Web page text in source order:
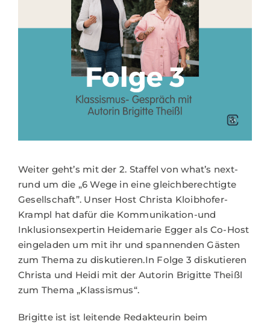
Weiter geht’s mit der 2. Staffel von what’s next-
rund um die „6 Wege in eine gleichberechtigte
Gesellschaft”. Unser Host Christa Kloibhofer-
Krampl hat dafür die Kommunikation-und
Inklusionsexpertin Heidemarie Egger als Co-Host
eingeladen um mit ihr und spannenden Gästen
zum Thema zu diskutieren.In Folge 3 diskutieren
Christa und Heidi mit der Autorin Brigitte Theißl
zum Thema „Klassismus“.
Brigitte ist ist leitende Redakteurin beim